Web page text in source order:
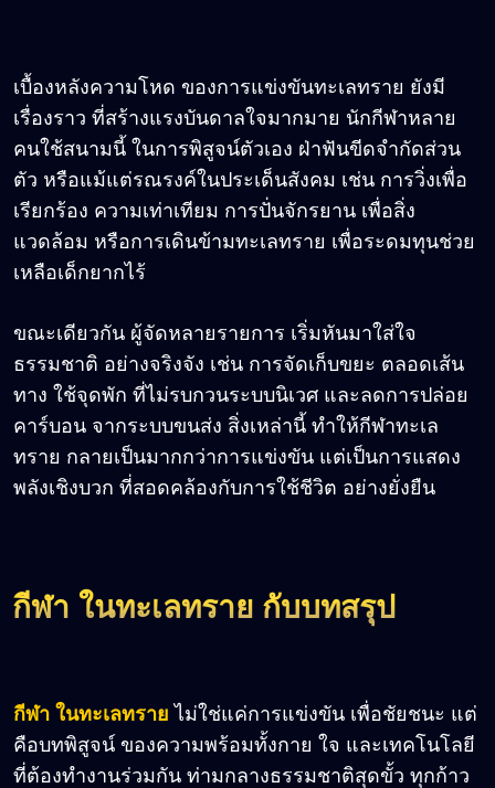
เบื้องหลังความโหด ของการแข่งขันทะเลทราย ยังมี
เรื่องราว ที่สร้างแรงบันดาลใจมากมาย นักกีฬาหลาย
คนใช้สนามนี้ ในการพิสูจน์ตัวเอง ฝ่าฟันขีดจำกัดส่วน
ตัว หรือแม้แต่รณรงค์ในประเด็นสังคม เช่น การวิ่งเพื่อ
เรียกร้อง ความเท่าเทียม การปั่นจักรยาน เพื่อสิ่ง
แวดล้อม หรือการเดินข้ามทะเลทราย เพื่อระดมทุนช่วย
เหลือเด็กยากไร้
ขณะเดียวกัน ผู้จัดหลายรายการ เริ่มหันมาใส่ใจ
ธรรมชาติ อย่างจริงจัง เช่น การจัดเก็บขยะ ตลอดเส้น
ทาง ใช้จุดพัก ที่ไม่รบกวนระบบนิเวศ และลดการปล่อย
คาร์บอน จากระบบขนส่ง สิ่งเหล่านี้ ทำให้กีฬาทะเล
ทราย กลายเป็นมากกว่าการแข่งขัน แต่เป็นการแสดง
พลังเชิงบวก ที่สอดคล้องกับการใช้ชีวิต อย่างยั่งยืน
กีฬา ในทะเลทราย กับบทสรุป
กีฬา ในทะเลทราย ไม่ใช่แค่การแข่งขัน เพื่อชัยชนะ แต่
คือบทพิสูจน์ ของความพร้อมทั้งกาย ใจ และเทคโนโลยี
ที่ต้องทำงานร่วมกัน ท่ามกลางธรรมชาติสุดขั้ว ทุกก้าว